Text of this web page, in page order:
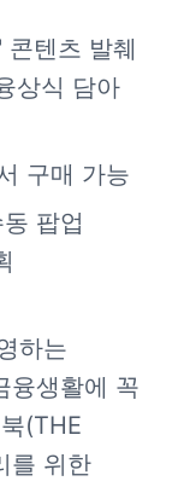
콘텐츠 발췌
상식 담아
구매 가능
팝업
하는
융생활에 꼭
(THE
를 위한